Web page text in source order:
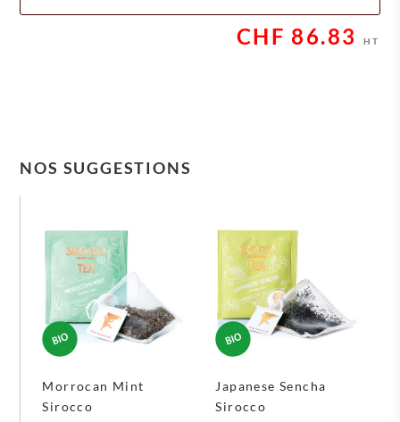
CHF 86.83 HT
NOS SUGGESTIONS
Morrocan Mint
Sirocco
Japanese Sencha
Sirocco